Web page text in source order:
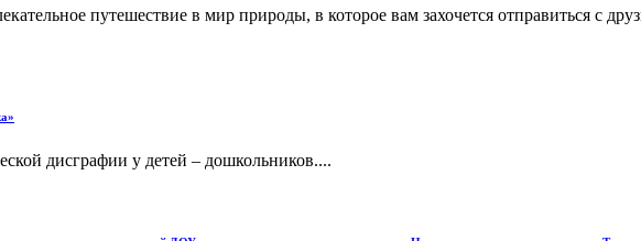
путешествие в мир природы, в которое вам захочется отправиться с
дисграфии у детей – дошкольников....